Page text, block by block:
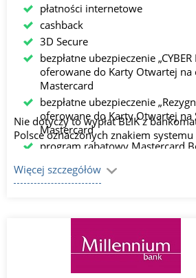
płatności internetowe
cashback
3D Secure
bezpłatne ubezpieczenie „CYBER
oferowane do Karty Otwartej na
Mastercard
bezpłatne ubezpieczenie
oferowane do Karty Otwartej na
Mastercard
program rabatowy Mastercard
Nie dotyczy to wypłat BLIK z
Polsce oznaczonych znakiem systemu
Więcej szczegółów